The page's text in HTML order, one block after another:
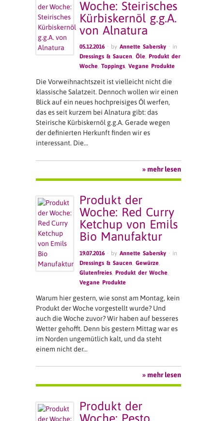
Woche: Steirisches
Kürbiskernöl g.g.A.
von Alnatura
05.12.2016 · byAnnette Sabersky · in
Dressings & Saucen,Öle,Produkt der
Woche,Toppings,Vegane Produkte
Die Vorweihnachtszeit ist vielleicht nicht die
klassische Salatzeit. Dennoch wollen wir einen
Blick auf ein neues hochpreisiges Öl werfen,
das es seit kurzem bei Alnatura gibt: das
Steirische Kürbiskernöl g.g.A. Gerade wegen
der definierten Herkunft finden wir es
interessant. Die…
» mehr lesen
Produkt der
Woche: Red Curry
Ketchup von Emils
Bio Manufaktur
19.07.2016 · byAnnette Sabersky · in
Dressings & Saucen ,Gewürze
Glutenfreies ,Produkt der Woche
Vegane Produkte
Warum hier gestern, wie sonst am Montag, kein
Produkt der Woche vorgestellt wurde? Und
auch die Woche zuvor? Wir haben auf besseres
Wetter gehofft. Denn bis gestern Mittag war es
im Norden ungemütlich kalt, und da steht
einem nicht der…
» mehr lesen
Produkt der
Woche: Pesto